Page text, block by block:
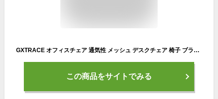
GXTRACE オフィスチェア 通気性 メッシュ デスクチェア 椅子 ブラック 腰サポート 跳ね上げ式アームレスト 3Dヘッドレスト パソコンチェア ゲーミングチェア ゲームチェア
この商品をサイトでみる